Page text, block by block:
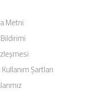
Metni
Şartları